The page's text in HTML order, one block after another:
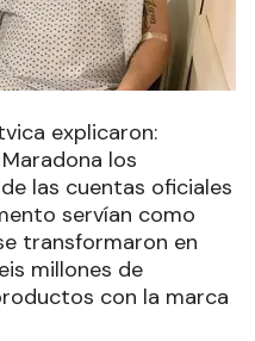
explicaron:
los
las cuentas oficiales
servían como
transformaron en
millones de
con la marca